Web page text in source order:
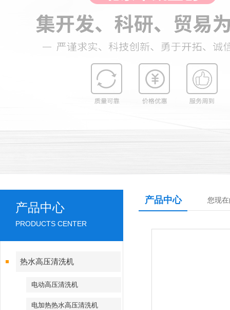
产品中心
PRODUCTS CENTER
热水高压清洗机
电动高压清洗机
电加热热水高压清洗机
产品中心 您现